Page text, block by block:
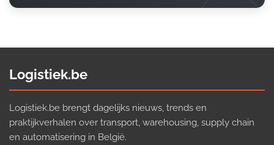
Logistiek.be
Logistiek.be brengt dagelijks nieuws, trends en
praktijkverhalen over transport, warehousing, supply chain
en automatisering in België.